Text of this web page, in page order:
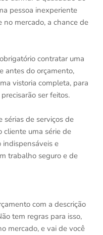
pessoa inexperiente
mercado, a chance de
contratar uma
antes do orçamento,
vistoria completa, para
ser feitos.
sérias de serviços de
cliente uma série de
indispensáveis e
trabalho seguro e de
com a descrição
tem regras para isso,
mercado, e vai de você